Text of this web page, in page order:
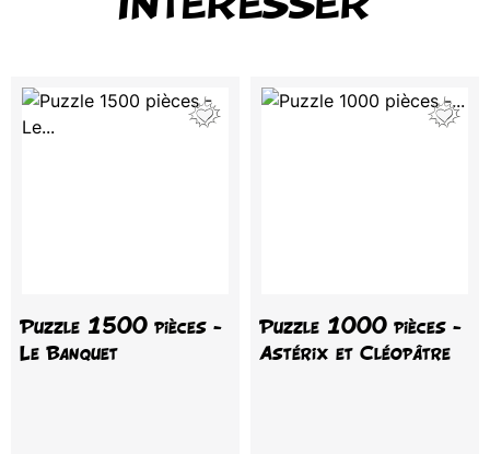
Puzzle 1500 pièces -
Le Banquet
Puzzle 1000 pièces -
Astérix et Cléopâtre